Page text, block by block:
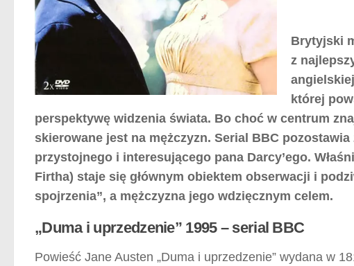
Brytyjski
z
której
perspektywę widzenia świata. Bo choć w centrum
skierowane jest na mężczyzn. Serial BBC
przystojnego i interesującego pana Darcy’ego.
Firtha) staje się głównym obiektem obserwacji i
spojrzenia”, a mężczyzna jego wdzięcznym celem.
„Duma i uprzedzenie” 1995 – serial BBC
Powieść Jane Austen „Duma i uprzedzenie” wydana w